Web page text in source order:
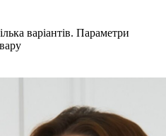
варіантів. Параметри